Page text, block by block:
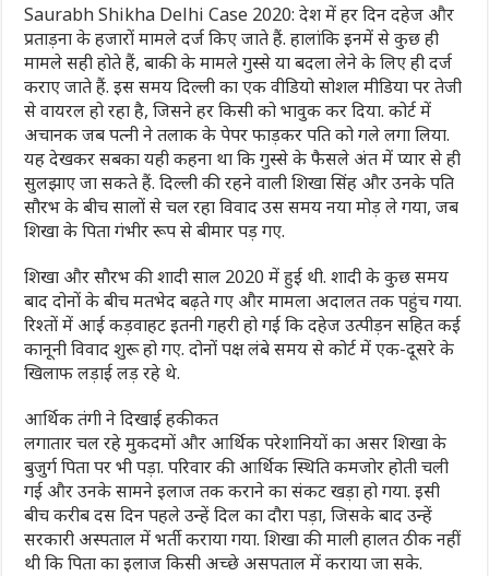
Saurabh Shikha Delhi Case 2020: देश में हर द‍िन दहेज और
प्रताड़ना के हजारों मामले दर्ज किए जाते हैं. हालांकि इनमें से कुछ ही
मामले सही होते हैं, बाकी के मामले गुस्से या बदला लेने के लिए ही दर्ज
कराए जाते हैं. इस समय दिल्ली का एक वीड‍ियो सोशल मीडिया पर तेजी
से वायरल हो रहा है, जिसने हर किसी को भावुक कर द‍िया. कोर्ट में
अचानक जब पत्नी ने तलाक के पेपर फाड़कर पत‍ि को गले लगा लिया.
यह देखकर सबका यही कहना था कि गुस्से के फैसले अंत में प्यार से ही
सुलझाए जा सकते हैं. दिल्ली की रहने वाली शिखा सिंह और उनके पति
सौरभ के बीच सालों से चल रहा विवाद उस समय नया मोड़ ले गया, जब
शिखा के पिता गंभीर रूप से बीमार पड़ गए.
शिखा और सौरभ की शादी साल 2020 में हुई थी. शादी के कुछ समय
बाद दोनों के बीच मतभेद बढ़ते गए और मामला अदालत तक पहुंच गया.
रिश्तों में आई कड़वाहट इतनी गहरी हो गई कि दहेज उत्पीड़न सहित कई
कानूनी विवाद शुरू हो गए. दोनों पक्ष लंबे समय से कोर्ट में एक-दूसरे के
खिलाफ लड़ाई लड़ रहे थे.
आर्थ‍िक तंगी ने द‍िखाई हकीकत
लगातार चल रहे मुकदमों और आर्थिक परेशानियों का असर शिखा के
बुजुर्ग पिता पर भी पड़ा. परिवार की आर्थिक स्थिति कमजोर होती चली
गई और उनके सामने इलाज तक कराने का संकट खड़ा हो गया. इसी
बीच करीब दस दिन पहले उन्हें दिल का दौरा पड़ा, जिसके बाद उन्हें
सरकारी अस्पताल में भर्ती कराया गया. श‍िखा की माली हालत ठीक नहीं
थ‍ी कि प‍िता का इलाज किसी अच्‍छे असपताल में कराया जा सके.